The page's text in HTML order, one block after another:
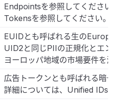
Endpointsを参照してください
Tokensを参照してください。
EUIDとも呼ばれる生の
UID2と同じPIIの正規化とエン
ヨーロッパ地域の市場要件を
広告トークンとも呼ばれる暗
詳細については、Unified IDsを